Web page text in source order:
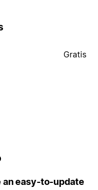
Gratis
an easy-to-update